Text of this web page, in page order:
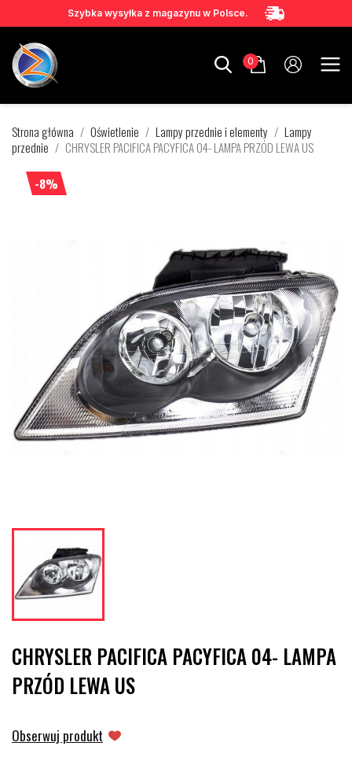
Szybka wysyłka z magazynu w Polsce.
0
Strona główna Oświetlenie Lampy przednie i elementy
Lampy
przednie
CHRYSLER PACIFICA PACYFICA 04- LAMPA PRZÓD LEWA US
-8%
CHRYSLER PACIFICA PACYFICA 04- LAMPA
PRZÓD LEWA US
Obserwuj produkt